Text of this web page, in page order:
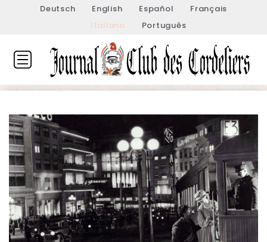
Deutsch English Español
Français
Italiano
Português